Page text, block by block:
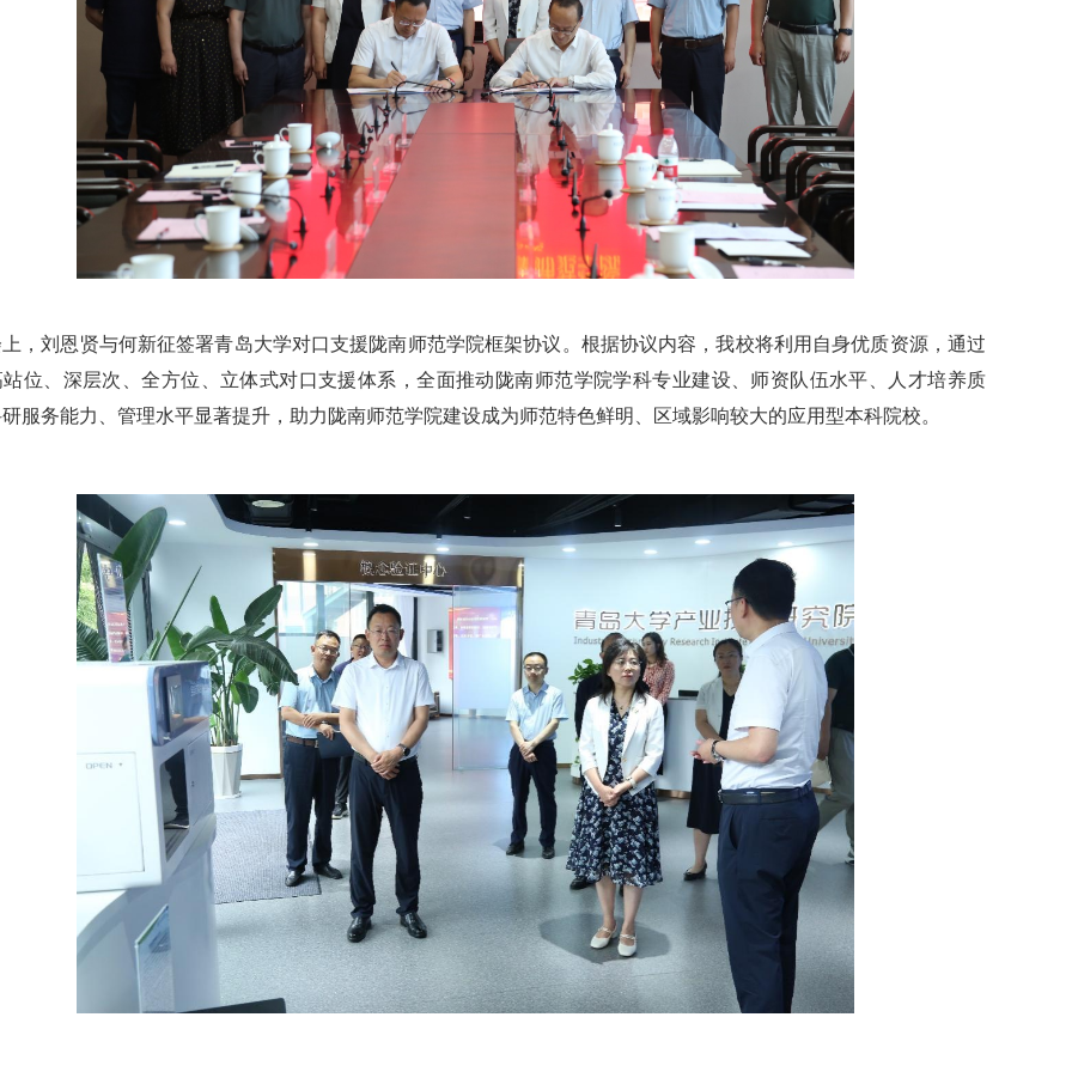
，刘恩贤与何新征签署青岛大学对口支援陇南师范学院框架协议。根据协议内容，我校将利用自身优质资源，通过
位、深层次、全方位、立体式对口支援体系，全面推动陇南师范学院学科专业建设、师资队伍水平、人才培养质
服务能力、管理水平显著提升，助力陇南师范学院建设成为师范特色鲜明、区域影响较大的应用型本科院校。